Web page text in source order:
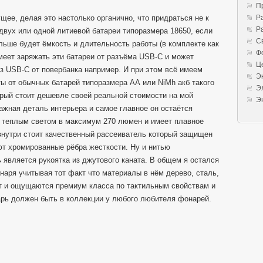
делая это настолько органично, что придраться не к
или одной литиевой батареи типоразмера 18650, если
будет ёмкость и длительность работы (в комплекте как
заряжать эти батареи от разъёма USB-C и может
USB-C от повербанка например. И при этом всё имеем
от обычных батарей типоразмера АА или NiMh акб такого
стоит дешевле своей реальной стоимости на мой
деталь интерьера и самое главное он остаётся
светом в максимум 270 люмен и имеет плавное
стоит качественный рассеиватель который защищен
хромированные рёбра жесткости. Ну и нитью
рукоятка из джутового каната. В общем я остался
учитывая тот факт что материалы в нём дерево, сталь,
и ощущаются премиум класса по тактильным свойствам и
должен быть в коллекции у любого любителя фонарей.